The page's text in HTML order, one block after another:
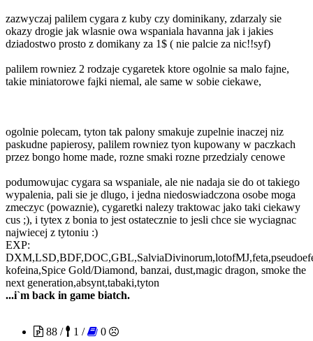
zazwyczaj palilem cygara z kuby czy dominikany, zdarzaly sie
okazy drogie jak wlasnie owa wspaniala havanna jak i jakies
dziadostwo prosto z domikany za 1$ ( nie palcie za nic!!syf)
palilem rowniez 2 rodzaje cygaretek ktore ogolnie sa malo fajne,
takie miniatorowe fajki niemal, ale same w sobie ciekawe,
ogolnie polecam, tyton tak palony smakuje zupelnie inaczej niz
paskudne papierosy, palilem rowniez tyon kupowany w paczkach
przez bongo home made, rozne smaki rozne przedzialy cenowe
podumowujac cygara sa wspaniale, ale nie nadaja sie do ot takiego
wypalenia, pali sie je dlugo, i jedna niedoswiadczona osobe moga
zmeczyc (powaznie), cygaretki nalezy traktowac jako taki ciekawy
cus ;), i tytex z bonia to jest ostatecznie to jesli chce sie wyciagnac
najwiecej z tytoniu :)
EXP:
kofeina,Spice Gold/Diamond, banzai, dust,magic dragon, smoke the
next generation,absynt,tabaki,tyton
...i`m back in game biatch.
88 /
1 / 0